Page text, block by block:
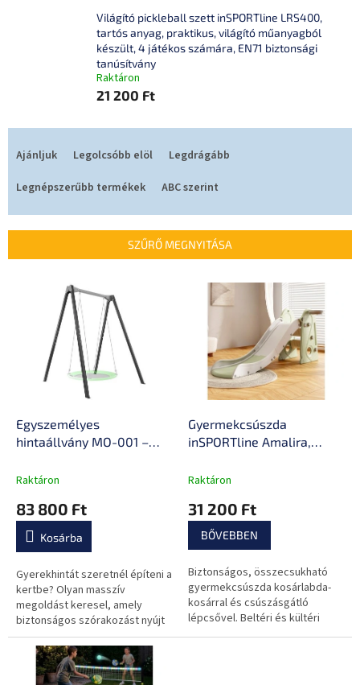
Világító pickleball szett inSPORTline LRS400,
tartós anyag, praktikus, világító műanyagból
készült, 4 játékos számára, EN71 biztonsági
tanúsítvány
Raktáron
21 200 Ft
m
k
Ajánljuk Legolcsóbb elöl
Legdrágább
Legnépszerűbb termékek
ABC szerint
SZŰRŐ MEGNYITÁSA
Egyszemélyes
hintaállvány MO-001 –
Raktáron
83 800 Ft
Kosárba
Gyerekhintát szeretnél építeni a
kertbe? Olyan masszív
megoldást keresel, amely
biztonságos szórakozást nyújt
a gyermekeidnek? A Marbo
Sport MO-001 hintaállvánnyal
könnyedén...
Gyermekcsúszda
inSPORTline Amalira,
összecsukható kialakítás,
felülettel, gyors
összeszerelés
Raktáron
31 200 Ft
BŐVEBBEN
Biztonságos, összecsukható
gyermekcsúszda kosárlabda-
kosárral és csúszásgátló
lépcsővel. Beltéri és kültéri
használatra egyaránt alkalmas,